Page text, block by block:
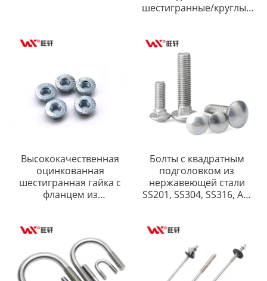
шестигранные/круглые
Высококачественная
оцинкованная
шестигранная гайка с
фланцем из
Болты с квадратным
подголовком из
нержавеющей стали
SS201, SS304, SS316, A2-